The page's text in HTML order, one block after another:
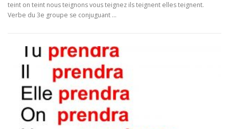
teint on teint nous teignons vous teignez ils teignent elles teignent.
Verbe du 3e groupe se conjuguant …